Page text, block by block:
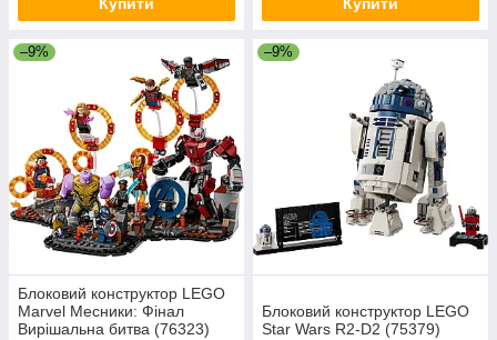
Купити Купити
–9%
Блоковий конструктор LEGO
Marvel Месники: Фінал
Вирішальна битва (76323)
–9%
Блоковий конструктор LEGO
Star Wars R2-D2 (75379)